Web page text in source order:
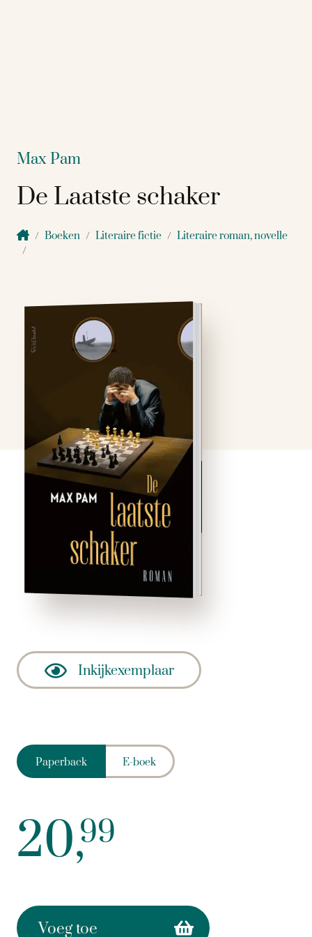
Max Pam
De Laatste schaker
Boeken Literaire fictie Literaire roman, novelle
Inkijkexemplaar
Paperback E-boek
20,99
Voeg toe